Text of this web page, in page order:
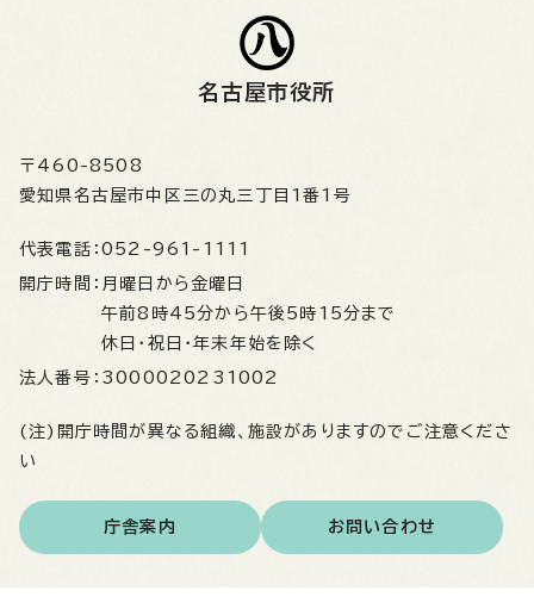
名古屋市役所
〒460-8508
愛知県名古屋市中区三の丸三丁目1番1号
代表電話： 052-961-1111
開庁時間： 月曜日から金曜日
午前8時45分から午後5時15分まで
休日・祝日・年末年始を除く
法人番号： 3000020231002
(注)開庁時間が異なる組織、施設がありますのでご注意くださ
い
庁舎案内 お問い合わせ